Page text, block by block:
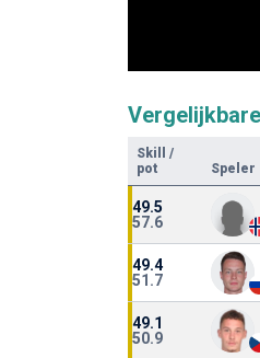
Skill
/
pot
Speler
49.5
57.6
49.4
51.7
49.1
50.9